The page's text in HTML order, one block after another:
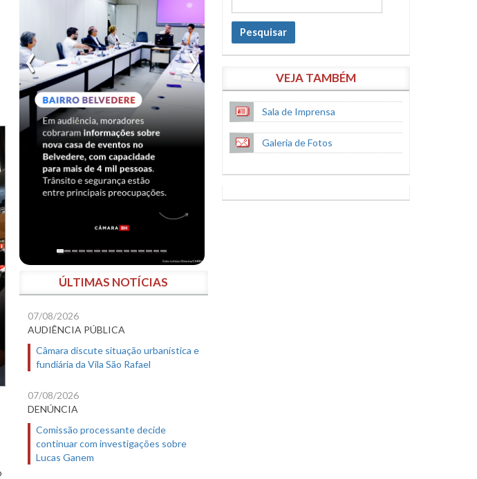
ÚLTIMAS NOTÍCIAS
07/08/2026
AUDIÊNCIA PÚBLICA
Câmara discute situação urbanística e
fundiária da Vila São Rafael
07/08/2026
DENÚNCIA
Comissão processante decide
continuar com investigações sobre
Lucas Ganem
Pesquisar
VEJA TAMBÉM
Sala de Imprensa
Galeria de Fotos